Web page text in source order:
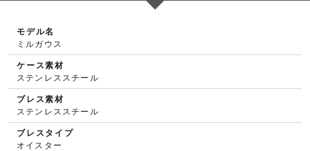
モデル名
ミルガウス
ケース素材
ステンレススチール
ブレス素材
ステンレススチール
ブレスタイプ
オイスター